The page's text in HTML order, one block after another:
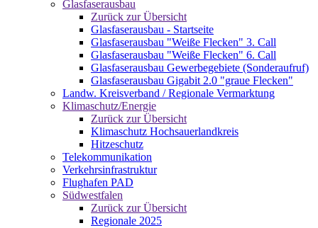
Glasfaserausbau
Zurück zur Übersicht
Glasfaserausbau - Startseite
Glasfaserausbau "Weiße Flecken" 3. Call
Glasfaserausbau "Weiße Flecken" 6. Call
Glasfaserausbau Gewerbegebiete (Sonderaufruf)
Glasfaserausbau Gigabit 2.0 "graue Flecken"
Landw. Kreisverband / Regionale Vermarktung
Klimaschutz/Energie
Zurück zur Übersicht
Klimaschutz Hochsauerlandkreis
Hitzeschutz
Telekommunikation
Verkehrsinfrastruktur
Flughafen PAD
Südwestfalen
Zurück zur Übersicht
Regionale 2025